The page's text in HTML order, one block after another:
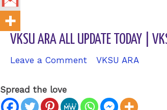
VKSU ARA ALL UPDATE TODAY |
Leave a Comment VKSU ARA/ By
Spread the love